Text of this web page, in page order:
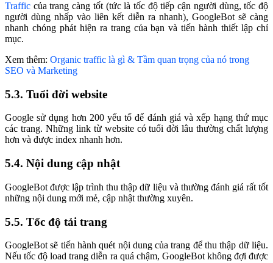
Traffic của trang càng tốt (tức là tốc độ tiếp cận người dùng, tốc độ
người dùng nhấp vào liên kết diễn ra nhanh), GoogleBot sẽ càng
nhanh chóng phát hiện ra trang của bạn và tiến hành thiết lập chỉ
mục.
Xem thêm: Organic traffic là gì & Tầm quan trọng của nó trong
SEO và Marketing
5.3. Tuổi đời website
Google sử dụng hơn 200 yếu tố để đánh giá và xếp hạng thứ mục
các trang. Những link từ website có tuổi đời lâu thường chất lượng
hơn và được index nhanh hơn.
5.4. Nội dung cập nhật
GoogleBot được lập trình thu thập dữ liệu và thường đánh giá rất tốt
những nội dung mới mẻ, cập nhật thường xuyên.
5.5. Tốc độ tải trang
GoogleBot sẽ tiến hành quét nội dung của trang để thu thập dữ liệu.
Nếu tốc độ load trang diễn ra quá chậm, GoogleBot không đợi được